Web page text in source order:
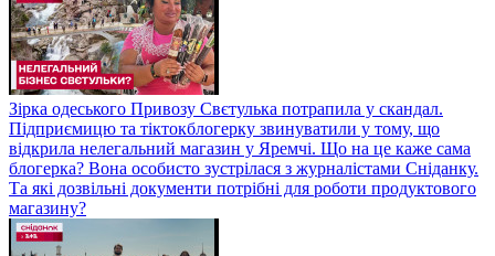
Зірка одеського Привозу Свєтулька потрапила у скандал.
Підприємицю та тіктокблогерку звинуватили у тому, що
відкрила нелегальний магазин у Яремчі. Що на це каже сама
блогерка? Вона особисто зустрілася з журналістами Сніданку.
Та які дозвільні документи потрібні для роботи продуктового
магазину?